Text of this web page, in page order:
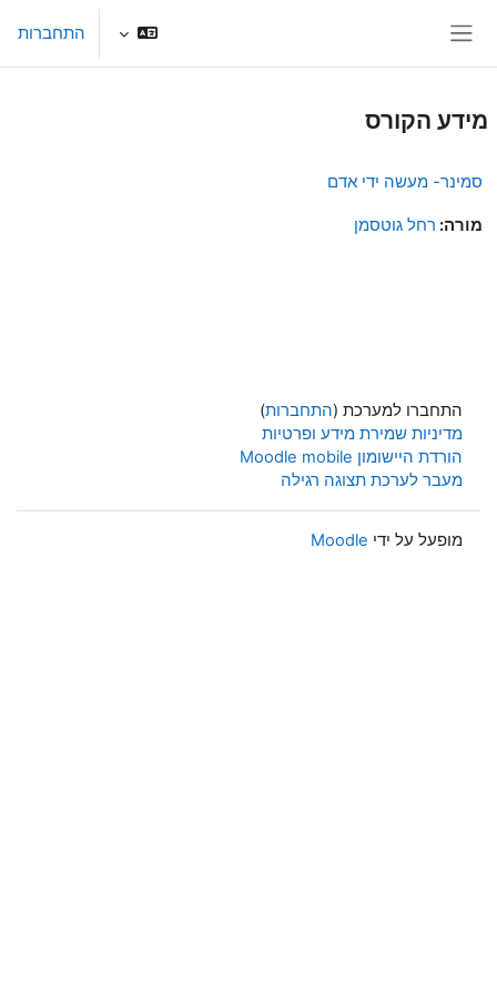
התחברות
מידע הקורס
סמינר- מעשה ידי אדם
מורה: רחל גוטסמן
התחברו למערכת (התחברות)
מדיניות שמירת מידע ופרטיות
הורדת היישומון Moodle mobile
מעבר לערכת תצוגה רגילה
מופעל על ידי Moodle